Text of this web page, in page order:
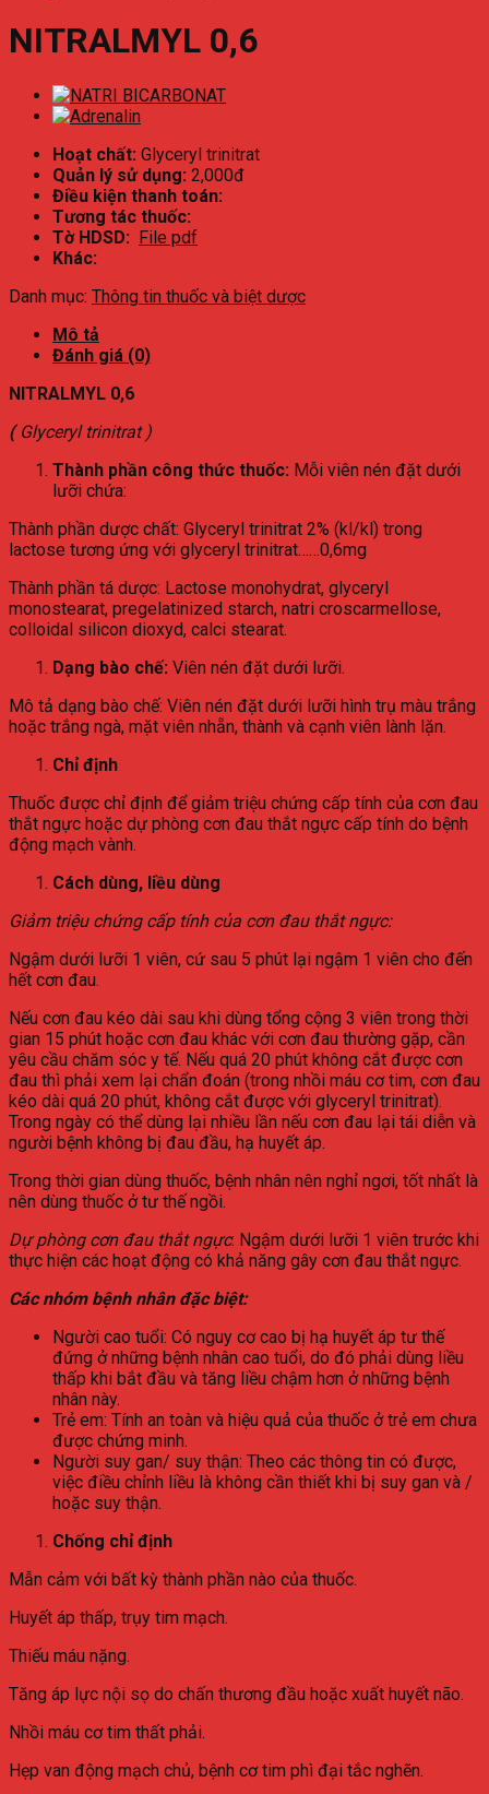
NITRALMYL 0,6
Hoạt chất: Glyceryl trinitrat
Quản lý sử dụng: 2,000đ
Điều kiện thanh toán:
Tương tác thuốc:
Tờ HDSD: File pdf
Khác:
Danh mục: Thông tin thuốc và biệt dược
Mô tả
Đánh giá (0)
NITRALMYL 0,6
(Glyceryl trinitrat )
Thành phần công thức thuốc: Mỗi viên nén đặt dưới
lưỡi chứa:
Thành phần dược chất: Glyceryl trinitrat 2% (kl/kl) trong
lactose tương ứng với glyceryl trinitrat……0,6mg
Thành phần tá dược: Lactose monohydrat, glyceryl
monostearat, pregelatinized starch, natri croscarmellose,
colloidal silicon dioxyd, calci stearat.
Dạng bào chế: Viên nén đặt dưới lưỡi.
Mô tả dạng bào chế: Viên nén đặt dưới lưỡi hình trụ màu trắng
hoặc trắng ngà, mặt viên nhẵn, thành và cạnh viên lành lặn.
Chỉ định
Thuốc được chỉ định để giảm triệu chứng cấp tính của cơn đau
thắt ngực hoặc dự phòng cơn đau thắt ngực cấp tính do bệnh
động mạch vành.
Cách dùng, liều dùng
Giảm triệu chứng cấp tính của cơn đau thắt ngực:
Ngậm dưới lưỡi 1 viên, cứ sau 5 phút lại ngậm 1 viên cho đến
hết cơn đau.
Nếu cơn đau kéo dài sau khi dùng tổng cộng 3 viên trong thời
gian 15 phút hoặc cơn đau khác với cơn đau thường gặp, cần
yêu cầu chăm sóc y tế. Nếu quá 20 phút không cắt được cơn
đau thì phải xem lại chẩn đoán (trong nhồi máu cơ tim, cơn đau
kéo dài quá 20 phút, không cắt được với glyceryl trinitrat).
Trong ngày có thể dùng lại nhiều lần nếu cơn đau lại tái diễn và
người bệnh không bị đau đầu, hạ huyết áp.
Trong thời gian dùng thuốc, bệnh nhân nên nghỉ ngơi, tốt nhất là
nên dùng thuốc ở tư thế ngồi.
Dự phòng cơn đau thắt ngực: Ngậm dưới lưỡi 1 viên trước khi
thực hiện các hoạt động có khả năng gây cơn đau thắt ngực.
Các nhóm bệnh nhân đặc biệt:
Người cao tuổi: Có nguy cơ cao bị hạ huyết áp tư thế
đứng ở những bệnh nhân cao tuổi, do đó phải dùng liều
thấp khi bắt đầu và tăng liều chậm hơn ở những bệnh
nhân này.
Trẻ em: Tính an toàn và hiệu quả của thuốc ở trẻ em chưa
được chứng minh.
Người suy gan/ suy thận: Theo các thông tin có được,
việc điều chỉnh liều là không cần thiết khi bị suy gan và /
hoặc suy thận.
Chống chỉ định
Mẫn cảm với bất kỳ thành phần nào của thuốc.
Huyết áp thấp, trụy tim mạch.
Thiếu máu nặng.
Tăng áp lực nội sọ do chấn thương đầu hoặc xuất huyết não.
Nhồi máu cơ tim thất phải.
Hẹp van động mạch chủ, bệnh cơ tim phì đại tắc nghẽn.